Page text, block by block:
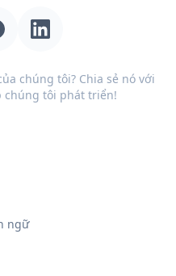
chúng tôi? Chia sẻ nó với
chúng tôi phát triển!
ngữ